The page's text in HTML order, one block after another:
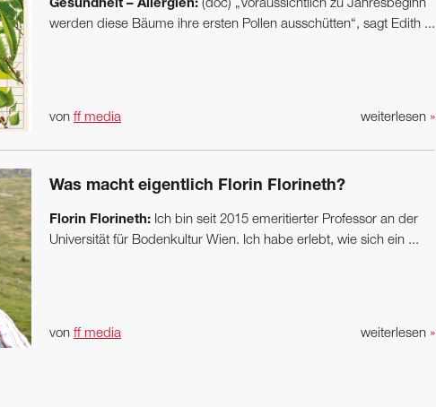
Gesundheit – Allergien: (doc) „Voraussichtlich zu Jahresbeginn
werden diese Bäume ihre ersten Pollen ausschütten“, sagt Edith ...
weiterlesen »
von ff media
Was macht eigentlich Florin Florineth?
Florin Florineth: Ich bin seit 2015 emeritierter Professor an der
Universität für Bodenkultur Wien. Ich habe erlebt, wie sich ein ...
weiterlesen »
von ff media